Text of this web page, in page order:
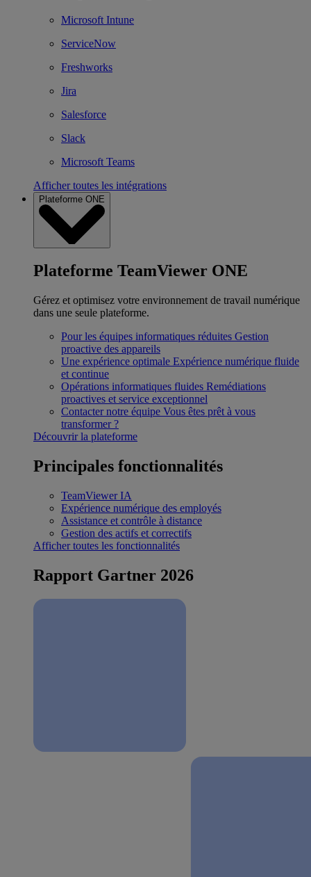
Microsoft Intune
ServiceNow
Freshworks
Jira
Salesforce
Slack
Microsoft Teams
Afficher toutes les intégrations
Plateforme ONE
Plateforme TeamViewer ONE
Gérez et optimisez votre environnement de travail numérique
dans une seule plateforme.
Pour les équipes informatiques réduites Gestion
proactive des appareils
Une expérience optimale Expérience numérique fluide
et continue
Opérations informatiques fluides Remédiations
proactives et service exceptionnel
Contacter notre équipe Vous êtes prêt à vous
transformer ?
Découvrir la plateforme
Principales fonctionnalités
TeamViewer IA
Expérience numérique des employés
Assistance et contrôle à distance
Gestion des actifs et correctifs
Afficher toutes les fonctionnalités
Rapport Gartner 2026